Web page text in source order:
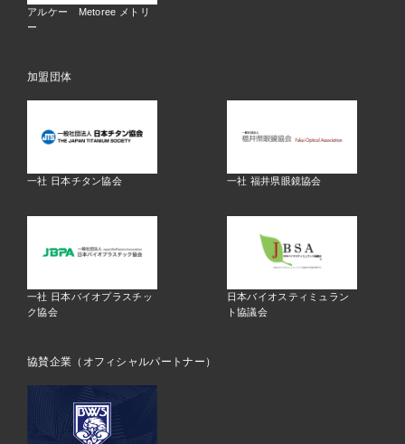
アルケー Metoree メトリ
ー
加盟団体
一社 日本チタン協会 一社 福井県眼鏡協会
一社 日本バイオプラスチッ
ク協会
日本バイオスティミュラン
ト協議会
協賛企業（オフィシャルパートナー）